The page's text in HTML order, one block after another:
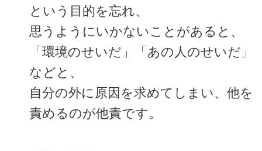
という目的を忘れ、
思うようにいかないことがあると、
「環境のせいだ」「あの人のせいだ」
などと、
自分の外に原因を求めてしまい、他を
責めるのが他責です。